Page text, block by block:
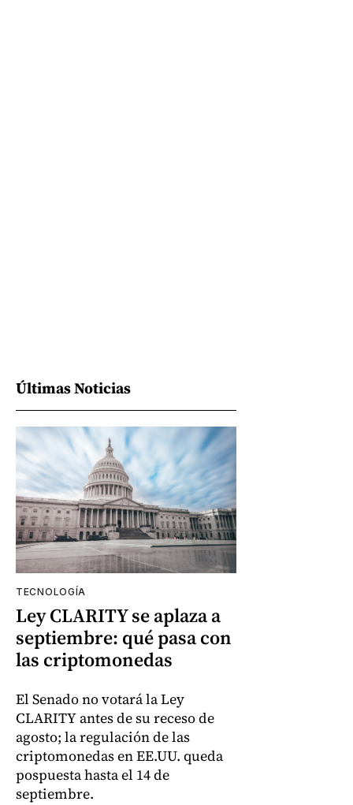
Últimas Noticias
TECNOLOGÍA
Ley CLARITY se aplaza a
septiembre: qué pasa con
las criptomonedas
El Senado no votará la Ley
CLARITY antes de su receso de
agosto; la regulación de las
criptomonedas en EE.UU. queda
pospuesta hasta el 14 de
septiembre.